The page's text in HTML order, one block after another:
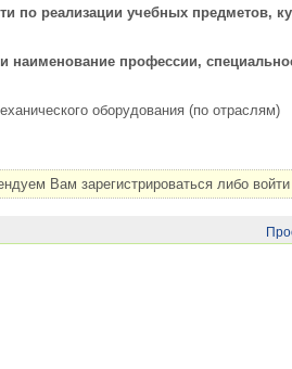
по реализации учебных предметов,
профессии,
оборудования (по отраслям)
Вам зарегистрироваться либо